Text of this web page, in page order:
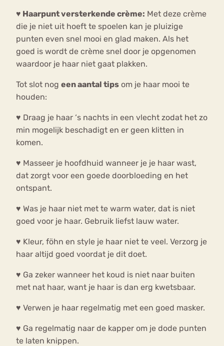
♥ Haarpunt versterkende crème: Met deze crème
die je niet uit hoeft te spoelen kan je pluizige
punten even snel mooi en glad maken. Als het
goed is wordt de crème snel door je opgenomen
waardoor je haar niet gaat plakken.
Tot slot nog een aantal tips om je haar mooi te
houden:
♥ Draag je haar ‘s nachts in een vlecht zodat het zo
min mogelijk beschadigt en er geen klitten in
komen.
♥ Masseer je hoofdhuid wanneer je je haar wast,
dat zorgt voor een goede doorbloeding en het
ontspant.
♥ Was je haar niet met te warm water, dat is niet
goed voor je haar. Gebruik liefst lauw water.
♥ Kleur, föhn en style je haar niet te veel. Verzorg je
haar altijd goed voordat je dit doet.
♥ Ga zeker wanneer het koud is niet naar buiten
met nat haar, want je haar is dan erg kwetsbaar.
♥ Verwen je haar regelmatig met een goed masker.
♥ Ga regelmatig naar de kapper om je dode punten
te laten knippen.